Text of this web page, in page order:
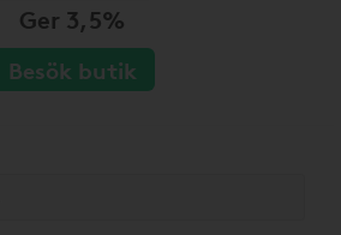
Ger 3,5%
Besök butik